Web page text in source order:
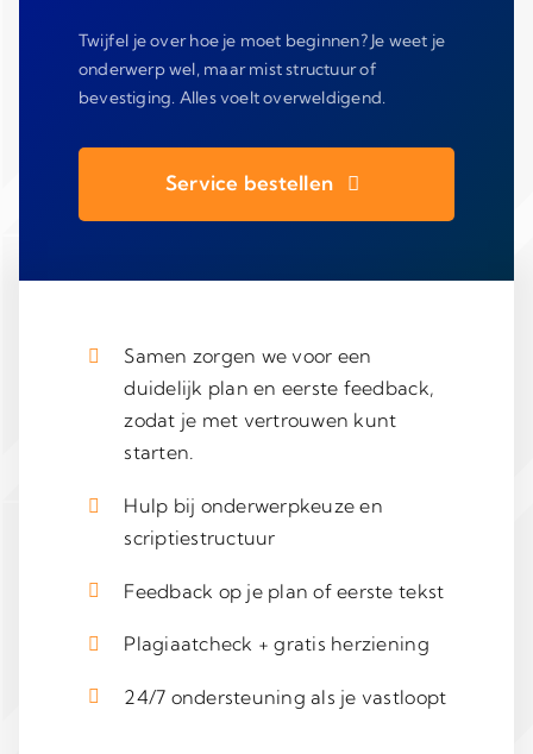
Twijfel je over hoe je moet beginnen? Je weet je
onderwerp wel, maar mist structuur of
bevestiging. Alles voelt overweldigend.
Service bestellen
Samen zorgen we voor een
duidelijk plan en eerste feedback,
zodat je met vertrouwen kunt
starten.
Hulp bij onderwerpkeuze en
scriptiestructuur
Feedback op je plan of eerste tekst
Plagiaatcheck + gratis herziening
24/7 ondersteuning als je vastloopt